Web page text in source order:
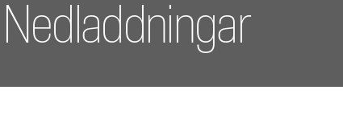
Nedladdningar